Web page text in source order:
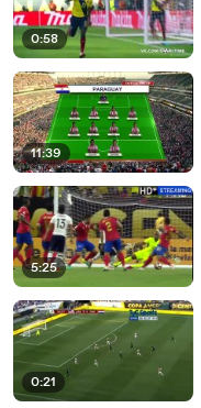
0:58
11:39
5:25
0:21